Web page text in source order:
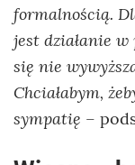
formalnością.
jest działanie
się nie
Chciałabym,
sympatię –